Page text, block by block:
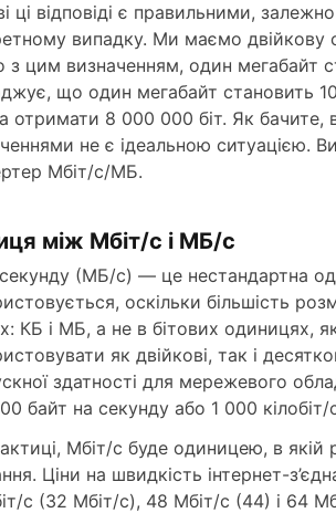
ці відповіді є правильними,
випадку. Ми маємо
з цим визначенням, один мегабайт
що один мегабайт становить
отримати 8 000 000 біт. Як бачите,
не є ідеальною ситуацією.
Мбіт/с/МБ.
між Мбіт/с і МБ/с
(МБ/с) — це нестандартна
оскільки більшість
КБ і МБ, а не в бітових одиницях,
як двійкові, так і
здатності для мережевого
байт на секунду або 1 000 кілобіт/
Мбіт/с буде одиницею, в
Ціни на швидкість інтернет-
с (32 Мбіт/с), 48 Мбіт/с (44) і 64